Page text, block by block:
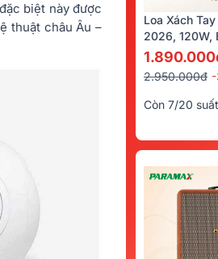
biệt này được
thuật châu Âu –
Loa Xách
2026, 120W,
Kèm 2 Tay
2.950.000đ
Còn 7/20 suất